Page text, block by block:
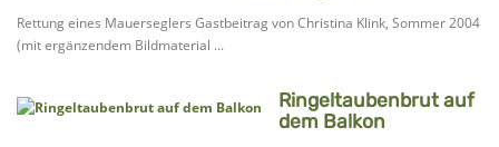
Rettung eines Mauerseglers Gastbeitrag von Christina Klink, Sommer 2004
(mit ergänzendem Bildmaterial ...
Ringeltaubenbrut auf
dem Balkon